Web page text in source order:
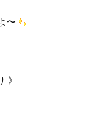
〜
》